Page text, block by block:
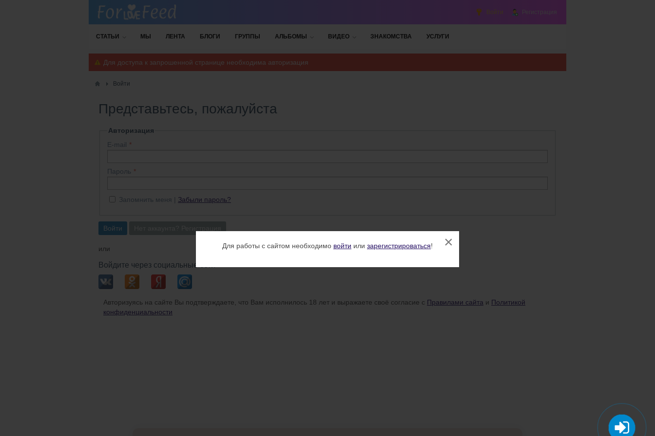
Для работы с сайтом необходимо войти или зарегистрироваться! ×
Войти Регистрация
СТАТЬИ МЫ ЛЕНТА БЛОГИ ГРУППЫ АЛЬБОМЫ ВИДЕО ЗНАКОМСТВА УСЛУГИ
Для доступа к запрошенной странице необходима авторизация
Войти
Представьтесь, пожалуйста
Авторизация
E-mail
Пароль
Запомнить меня Забыли пароль?
Войти
или
Войдите через социальные сети
Авторизуясь на сайте Вы подтверждаете, что Вам исполнилось 18 лет и выражаете своё согласие с Правилами сайта и Политикой
конфиденциальности